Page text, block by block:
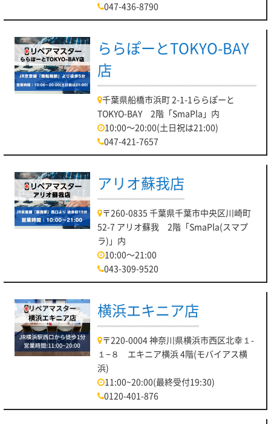
047-436-8790
ららぽーとTOKYO-BAY
店
千葉県船橋市浜町 2-1-1ららぽーと
TOKYO-BAY 2階「SmaPla」内
10:00～20:00(土日祝は21:00)
047-421-7657
アリオ蘇我店
〒260-0835 千葉県千葉市中央区川崎町
52-7 アリオ蘇我 2階「SmaPla(スマプ
ラ)」内
10:00～21:00
043-309-9520
横浜エキニア店
〒220-0004 神奈川県横浜市西区北幸１-
１−８ エキニア横浜 4階(モバイアス横
浜)
11:00~20:00(最終受付19:30)
0120-401-876